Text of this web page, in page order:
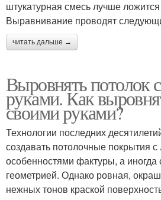
штукатурная смесь лучше
Выравнивание проводят
читать дальше →
Выровнять потолок
руками. Как
своими руками?
Технологии последних
создавать потолочные покрытия
особенностями фактуры, а
геометрией. Однако ровная,
нежных тонов краской